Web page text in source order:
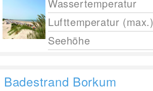
Wassertemperatur
Lufttemperatur (max.)
Seehöhe
Badestrand Borkum